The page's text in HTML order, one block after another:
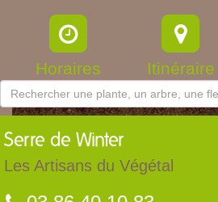
Horaires Itinéraire
Serre de Winter
Les Artisans du Végétal